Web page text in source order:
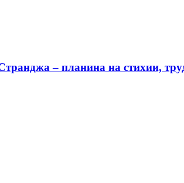
– планина на стихии,